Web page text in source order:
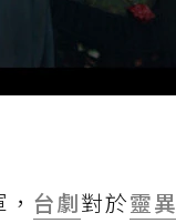
台劇對於靈異